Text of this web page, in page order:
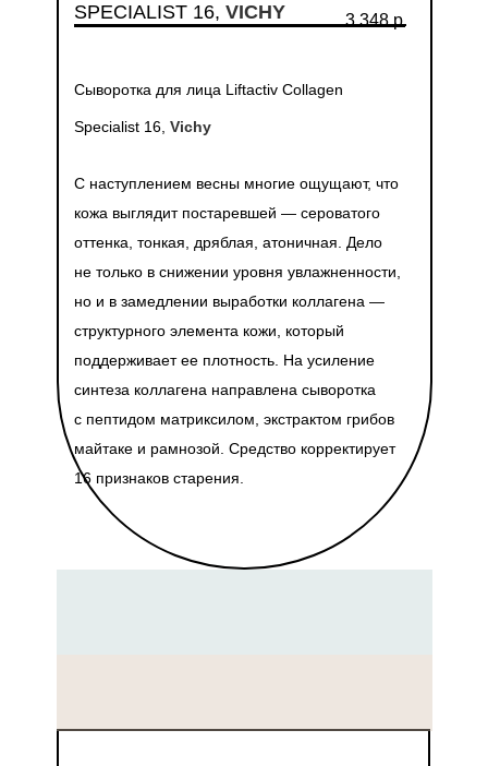
SPECIALIST 16, VICHY 3 348 р.
Сыворотка для лица Liftactiv Collagen
Specialist 16, Vichy
С наступлением весны многие ощущают, что
кожа выглядит постаревшей — сероватого
оттенка, тонкая, дряблая, атоничная. Дело
не только в снижении уровня увлажненности,
но и в замедлении выработки коллагена —
структурного элемента кожи, который
поддерживает ее плотность. На усиление
синтеза коллагена направлена сыворотка
с пептидом матриксилом, экстрактом грибов
майтаке и рамнозой. Средство корректирует
16 признаков старения.